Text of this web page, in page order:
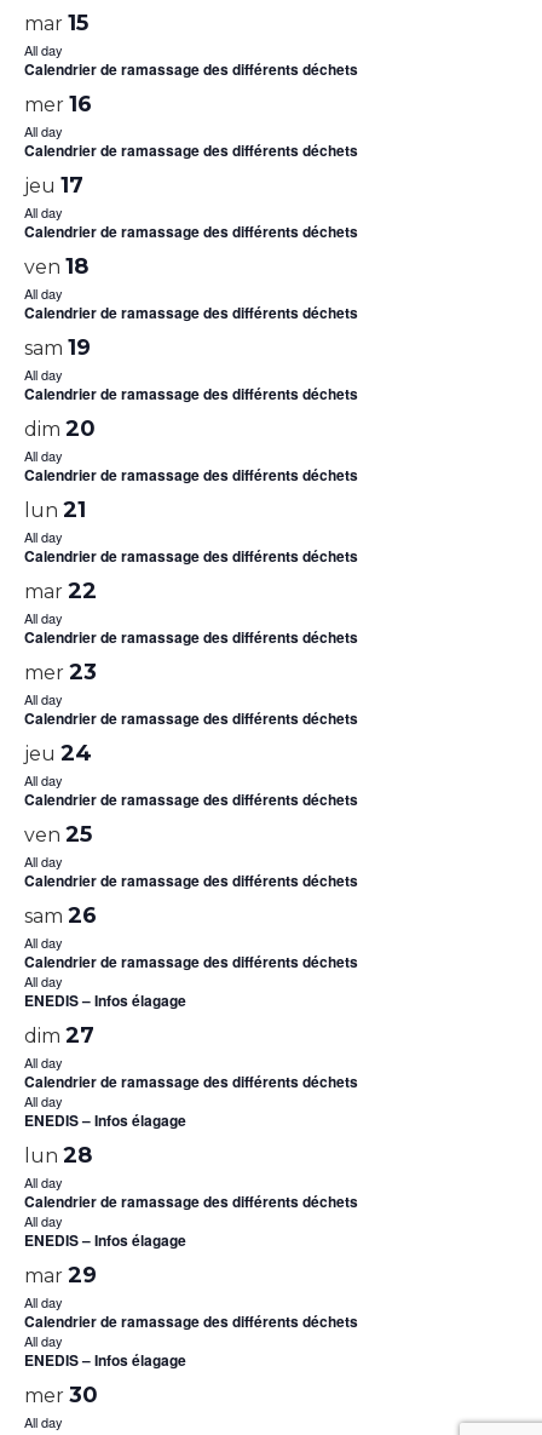
mar 15
All day
Calendrier de ramassage des différents déchets
mer 16
All day
Calendrier de ramassage des différents déchets
jeu 17
All day
Calendrier de ramassage des différents déchets
ven 18
All day
Calendrier de ramassage des différents déchets
sam 19
All day
Calendrier de ramassage des différents déchets
dim 20
All day
Calendrier de ramassage des différents déchets
lun 21
All day
Calendrier de ramassage des différents déchets
mar 22
All day
Calendrier de ramassage des différents déchets
mer 23
All day
Calendrier de ramassage des différents déchets
jeu 24
All day
Calendrier de ramassage des différents déchets
ven 25
All day
Calendrier de ramassage des différents déchets
sam 26
All day
Calendrier de ramassage des différents déchets
All day
ENEDIS – Infos élagage
dim 27
All day
Calendrier de ramassage des différents déchets
All day
ENEDIS – Infos élagage
lun 28
All day
Calendrier de ramassage des différents déchets
All day
ENEDIS – Infos élagage
mar 29
All day
Calendrier de ramassage des différents déchets
All day
ENEDIS – Infos élagage
mer 30
All day